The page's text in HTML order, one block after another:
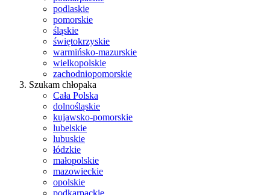
podlaskie
pomorskie
śląskie
świętokrzyskie
warmińsko-mazurskie
wielkopolskie
zachodniopomorskie
Szukam chłopaka
Cała Polska
dolnośląskie
kujawsko-pomorskie
lubelskie
lubuskie
łódzkie
małopolskie
mazowieckie
opolskie
podkarpackie